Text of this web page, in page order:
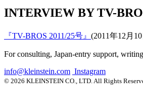
INTERVIEW BY TV-
『TV-BROS 2011/25号』 (2011年12月
For consulting, Japan-entry support,
info@kleinstein.com Instagram
© 2026 KLEINSTEIN CO., LTD. All Rights